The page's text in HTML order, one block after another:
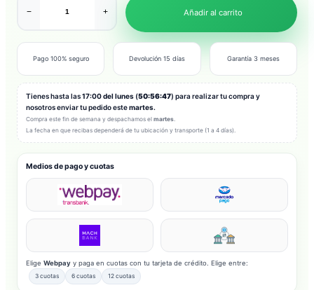
− + Añadir al carrito
Pago 100% seguro Devolución 15 días Garantía 3 meses
Tienes hasta las17:00 del lunes (50:56:45) para realizar tu compra y
nosotros enviar tu pedido estemartes.
Compra este fin de semana y despachamos el martes
La fecha en que recibas dependerá de tu ubicación y transporte (1 a 4 días).
Medios de pago y cuotas
Elige Webpay y paga en cuotas con tu tarjeta de crédito. Elige entre:
3 cuotas 6 cuotas 12 cuotas